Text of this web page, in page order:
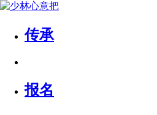
传承
报名